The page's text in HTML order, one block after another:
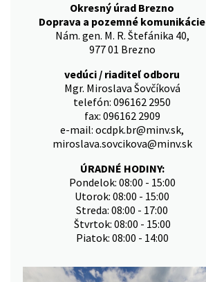
Okresný úrad Brezno
Doprava a pozemné komunikácie
Nám. gen. M. R. Štefánika 40,
977 01 Brezno
vedúci / riaditeľ odboru
Mgr. Miroslava Šovčíková
telefón: 096162 2950
fax: 096162 2909
e-mail: ocdpk.br@minv.sk,
miroslava.sovcikova@minv.sk
ÚRADNÉ HODINY:
Pondelok: 08:00 - 15:00
Utorok: 08:00 - 15:00
Streda: 08:00 - 17:00
Štvrtok: 08:00 - 15:00
Piatok: 08:00 - 14:00